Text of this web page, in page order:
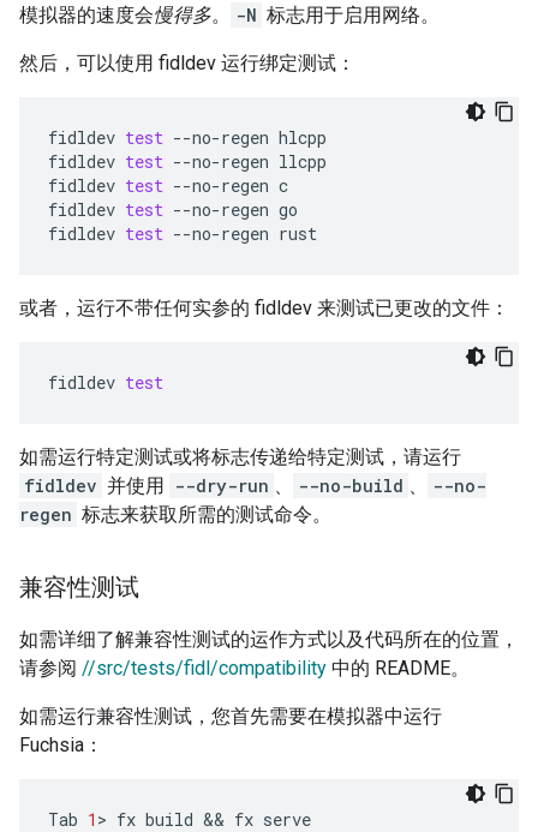
模拟器的速度会慢得多。 -N 标志用于启用网络。
然后，可以使用 fidldev 运行绑定测试：
fidldev test --no-regen hlcpp
fidldev test --no-regen llcpp
fidldev test --no-regen c
fidldev test --no-regen go
fidldev test --no-regen
或者，运行不带任何实参的 fidldev 来测试已更改的文件：
fidldev test
如需运行特定测试或将标志传递给特定测试，请运行
fidldev 并使用 --dry-run 、 --no-build 、
--no-
regen 标志来获取所需的测试命令。
兼容性测试
如需详细了解兼容性测试的运作方式以及代码所在的位置，
请参阅 //src/tests/fidl/compatibility 中的 README。
如需运行兼容性测试，您首先需要在模拟器中运行
Fuchsia：
Tab 1 > fx build && fx serve